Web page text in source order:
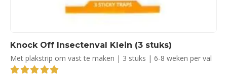
Knock Off Insectenval Klein (3 stuks)
Met plakstrip om vast te maken | 3 stuks | 6-8 weken per val